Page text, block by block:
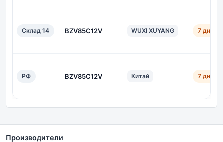
Склад 14 BZV85C12V WUXI XUYANG 7 дн.
РФ BZV85C12V Китай 7 дн.
Производители